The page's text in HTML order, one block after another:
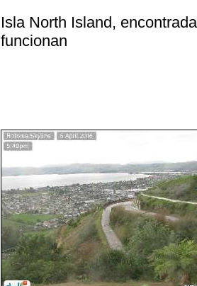
Isla North Island,
funcionan